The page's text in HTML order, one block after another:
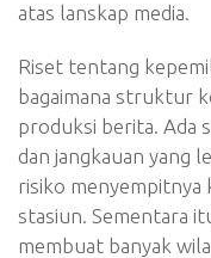
atas lanskap media.
Riset tentang
bagaimana struktur
produksi berita. Ada
dan jangkauan yang
risiko menyempitnya
stasiun. Sementara
membuat banyak